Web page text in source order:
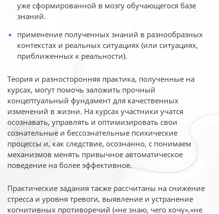
уже сформированной в мозгу обучающегося базе
знаний.
применение полученных знаний в разнообразных
контекстах и реальных ситуациях (или ситуациях,
приближенных к реальности).
Теория и разносторонняя практика, полученные на
курсах, могут помочь заложить прочный
концептуальный фундамент для качественных
изменений в жизни. На курсах участники учатся
осознавать, управлять и оптимизировать свои
сознательные и бессознательные психические
процессы и, как следствие, осознанно, с понимаем
механизмов менять привычное автоматическое
поведение на более эффективное.
Практические задания также рассчитаны на снижение
стресса и уровня тревоги, выявление и устранение
когнитивных противоречий («не знаю, чего хочу»,«не